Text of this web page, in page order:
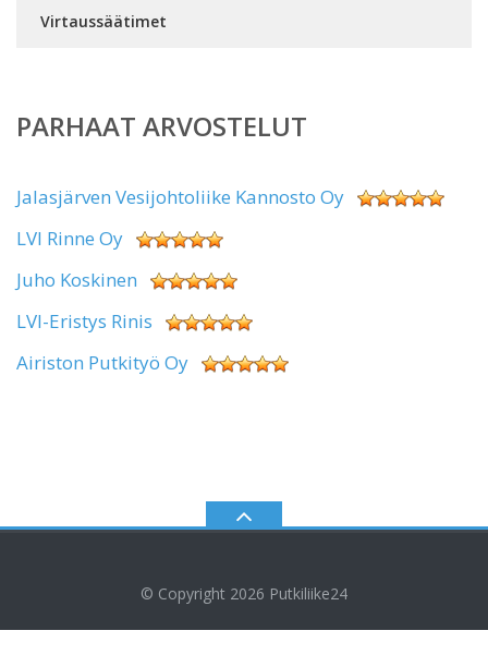
Virtaussäätimet
PARHAAT ARVOSTELUT
Jalasjärven Vesijohtoliike Kannosto Oy
LVI Rinne Oy
Juho Koskinen
LVI-Eristys Rinis
Airiston Putkityö Oy
© Copyright 2026 Putkiliike24